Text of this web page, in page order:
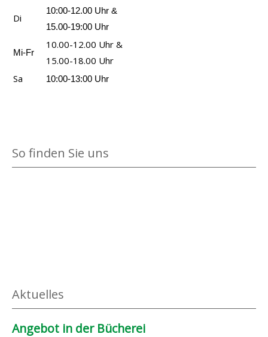
Di
10:00-12.00 Uhr &
15.00-19:00 Uhr
Mi-Fr
10.00-12.00 Uhr &
15.00-18.00 Uhr
Sa
10:00-13:00 Uhr
So finden Sie uns
Aktuelles
Angebot in der Bücherei